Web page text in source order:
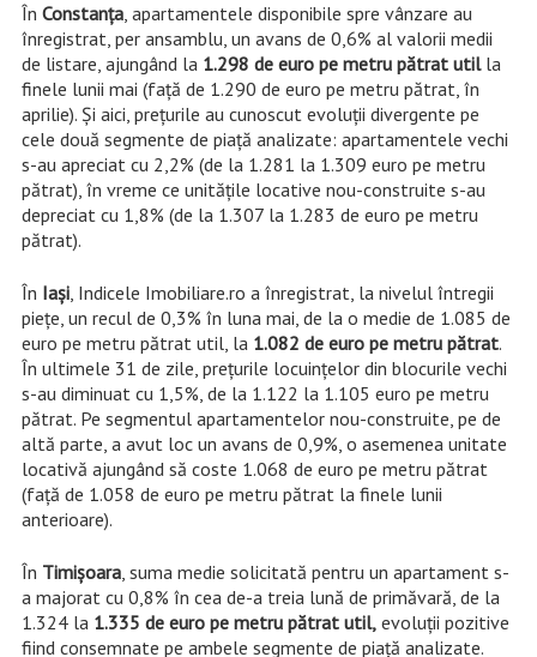
În Constanța, apartamentele disponibile spre vânzare au
înregistrat, per ansamblu, un avans de 0,6% al valorii medii
de listare, ajungând la 1.298 de euro pe metru pătrat utilla
finele lunii mai (față de 1.290 de euro pe metru pătrat, în
aprilie). Și aici, prețurile au cunoscut evoluții divergente pe
cele două segmente de piață analizate: apartamentele vechi
s-au apreciat cu 2,2% (de la 1.281 la 1.309 euro pe metru
pătrat), în vreme ce unitățile locative nou-construite s-au
depreciat cu 1,8% (de la 1.307 la 1.283 de euro pe metru
pătrat).
În Iași, Indicele Imobiliare.ro a înregistrat, la nivelul întregii
piețe, un recul de 0,3% în luna mai, de la o medie de 1.085 de
euro pe metru pătrat util, la1.082 de euro pe metru pătrat.
În ultimele 31 de zile, prețurile locuințelor din blocurile vechi
s-au diminuat cu 1,5%, de la 1.122 la 1.105 euro pe metru
pătrat. Pe segmentul apartamentelor nou-construite, pe de
altă parte, a avut loc un avans de 0,9%, o asemenea unitate
locativă ajungând să coste 1.068 de euro pe metru pătrat
(față de 1.058 de euro pe metru pătrat la finele lunii
anterioare).
În Timișoara, suma medie solicitată pentru un apartament s-
a majorat cu 0,8% în cea de-a treia lună de primăvară, de la
1.324 la 1.335 de euro pe metru pătrat util,evoluții pozitive
fiind consemnate pe ambele segmente de piață analizate.